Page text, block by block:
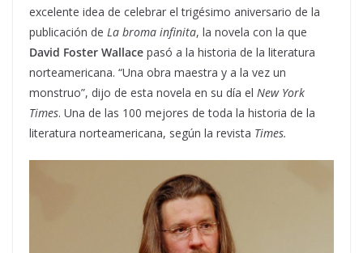
excelente idea de celebrar el trigésimo aniversario de la
publicación de La broma infinita, la novela con la que
David Foster Wallace pasó a la historia de la literatura
norteamericana. “Una obra maestra y a la vez un
monstruo”, dijo de esta novela en su día el New York
Times. Una de las 100 mejores de toda la historia de la
literatura norteamericana, según la revista Times.